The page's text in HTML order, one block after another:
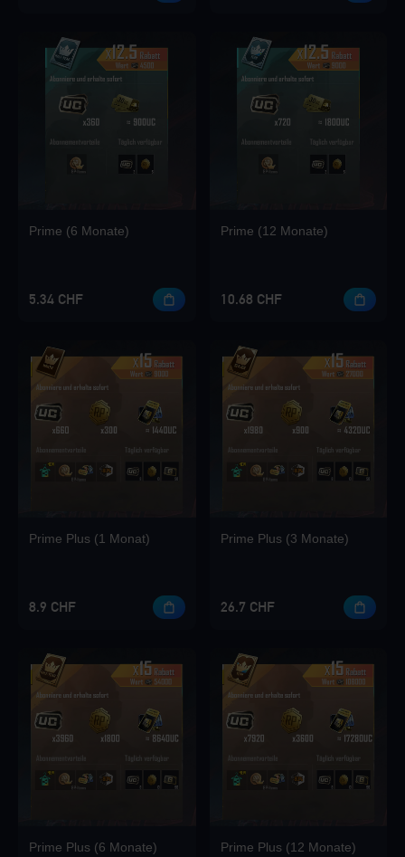
Loading...
Loading...
Loading...
Loading...
Loading...
Prime (6 Monate)
5.34 CHF
Prime (12 Monate)
10.68 CHF
Prime Plus (1 Monat)
8.9 CHF
Prime Plus (3 Monate)
26.7 CHF
Prime Plus (6 Monate) Prime Plus (12 Monate)